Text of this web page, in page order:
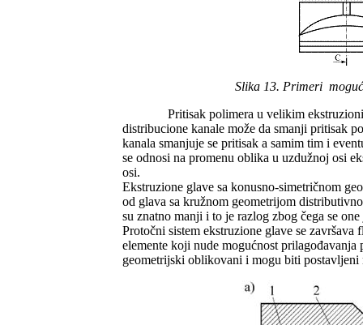
Slika 13. Primeri
Pritisak polimera u velikim ekstruzionim
distribucione kanale može da smanji pritisak
kanala smanjuje se pritisak a samim tim i
se odnosi na promenu oblika u uzdužnoj osi
osi.
Ekstruzione glave sa konusno-simetričnom
od glava sa kružnom geometrijom
su znatno manji i to je razlog zbog čega se
Protočni sistem ekstruzione glave se
elemente koji nude mogućnost
geometrijski oblikovani i mogu biti postavljeni